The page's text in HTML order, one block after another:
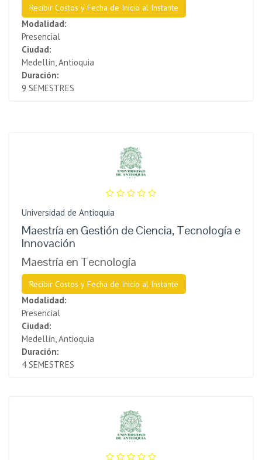
Recibir Costos y Fecha de Inicio al Instante
Modalidad:
Presencial
Ciudad:
Medellín, Antioquia
Duración:
9 SEMESTRES
Universidad de Antioquia
Maestría en Gestión de Ciencia, Tecnología e
Innovación
Maestría en Tecnología
Recibir Costos y Fecha de Inicio al Instante
Modalidad:
Presencial
Ciudad:
Medellín, Antioquia
Duración:
4 SEMESTRES